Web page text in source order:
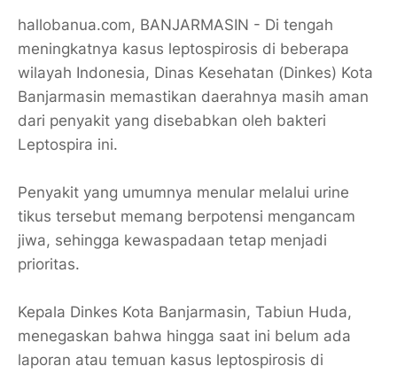
​hallobanua.com, BANJARMASIN - Di tengah
meningkatnya kasus leptospirosis di beberapa
wilayah Indonesia, Dinas Kesehatan (Dinkes) Kota
Banjarmasin memastikan daerahnya masih aman
dari penyakit yang disebabkan oleh bakteri
Leptospira ini.
Penyakit yang umumnya menular melalui urine
tikus tersebut memang berpotensi mengancam
jiwa, sehingga kewaspadaan tetap menjadi
prioritas.
Kepala Dinkes Kota Banjarmasin, Tabiun Huda,
menegaskan bahwa hingga saat ini belum ada
laporan atau temuan kasus leptospirosis di